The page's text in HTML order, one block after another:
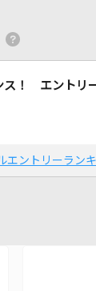
ス！ エントリ
エントリーラン